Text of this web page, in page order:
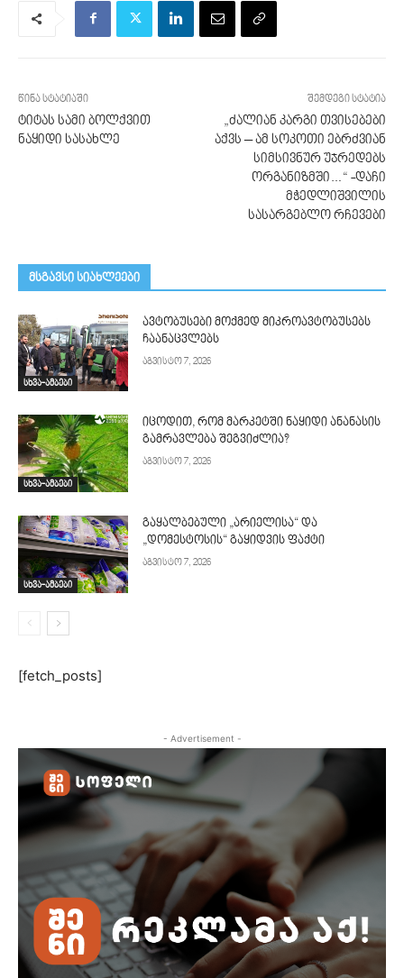
წინა სტატიაში
ტიტას სამი ბოლქვით
ნაყიდი სასახლე
შემდეგი სტატია
„ძალიან კარგი თვისებები
აქვს – ამ სოკოთი ებრძვიან
სიმსივნურ უჯრედებს
ორგანიზმში…“ -დაჩი
მჭედლიშვილის
სასარგებლო რჩევები
მსგავსი სიახლეები
სხვა-ამბები
ავტობუსები მოქმედ მიკროავტობუსებს
ჩაანაცვლებს
აგვისტო 7, 2026
სხვა-ამბები
იცოდით, რომ მარკეტში ნაყიდი ანანასის
გამრავლება შეგვიძლია?
აგვისტო 7, 2026
სხვა-ამბები
გაყალბებული „არიელისა“ და
„დომესტოსის“ გაყიდვის ფაქტი
აგვისტო 7, 2026
[fetch_posts]
- Advertisement -